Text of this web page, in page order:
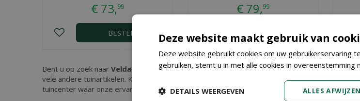
€ 73,99
BESTEL
€ 79,99
BESTEL
Bent u op zoek naar Velda Bio-Oxydator 2500ml? Bij Tuincenter Vincent in Dendermonde,
vele andere tuinartikelen. Kopen doet u eenvoudig in onze webshop. Wilt u meer informatie
tuincenter waar onze ervaren medewerkers u kunnen adviseren. Graag tot ziens!
Deze website maakt gebruik van
Deze website gebruikt cookies om uw gebruikerservaring
gebruiken, stemt u in met alle cookies in overeenstemming
ALLES AFWIJZEN
DETAILS WEERGEVEN